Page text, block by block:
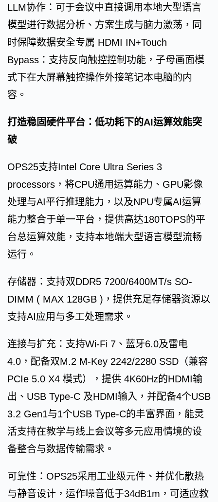
LLM协作：可于会议中直接调用本地大型语言
模型进行数据分析、方案生成与脑力激荡，同
时保障数据安全专属 HDMI IN+Touch
Bypass：支持反向触控控制功能，子母画面模
式下在大屏幕触控操作外接笔记本电脑的内
容。
打造稳固硬件平台：低功耗下的AI运算效能突
破
OPS25支持Intel Core Ultra Series 3
processors，将CPU通用运算能力、GPU影像
处理与AI平行推理能力，以及NPU专属AI运算
能力整合于单一平台，提供高达180TOPS的平
台总运算效能，支持本地端大型语言模型流畅
运行。
存储器：支持双DDR5 7200/6400MT/s SO-
DIMM ( MAX 128GB )，提供充足存储器资源以
支持AI应用与多工处理需求。
连接与扩充：支持Wi-Fi 7、蓝牙6.0及雷电
4.0，配备双M.2 M-Key 2242/2280 SSD（兼容
PCIe 5.0 X4 模式），提供 4K60Hz的HDMI输
出、USB Type-C 及HDMI输入，并配备4个USB
3.2 Gen1与1个USB Type-C的丰富界面，能灵
活支持在教学与线上会议等多元应用情境的设
备整合与数据传输需求。
可靠性：OPS25采用工业级元件、并优化散热
与静音设计，运作噪音低于34dB1m，可适应教